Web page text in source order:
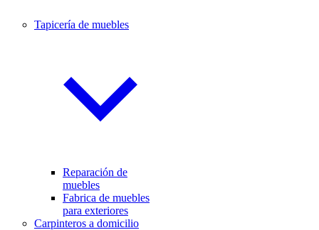
Tapicería de muebles
Reparación de
muebles
Fabrica de muebles
para exteriores
Carpinteros a domicilio